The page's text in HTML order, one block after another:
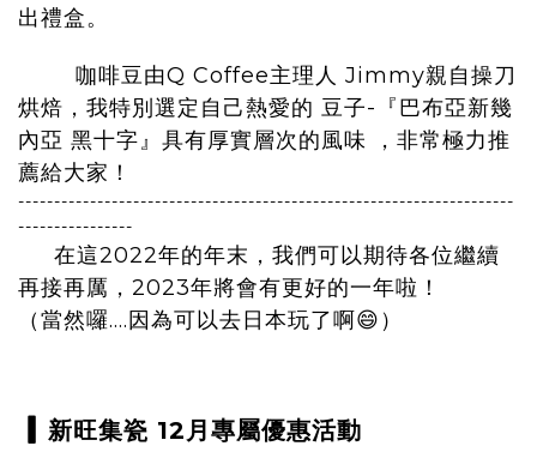
出禮盒。
咖啡豆由Q Coffee主理人 Jimmy親自操刀
烘焙，我特別選定自己熱愛的 豆子-『巴布亞新幾
內亞 黑十字』具有厚實層次的風味 ，非常極力推
薦給大家！
---------------------------------------------------------------------
----------------
在這2022年的年末，我們可以期待各位繼續
再接再厲，2023年將會有更好的一年啦！
（當然囉….因為可以去日本玩了啊😄）
新旺集瓷 12月專屬優惠活動